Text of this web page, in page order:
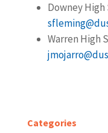
Downey
Warren High
Categories